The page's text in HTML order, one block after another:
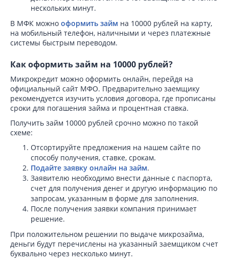
нескольких минут.
В МФК можно оформить займ на 10000 рублей на карту,
на мобильный телефон, наличными и через платежные
системы быстрым переводом.
Как оформить займ на 10000 рублей?
Микрокредит можно оформить онлайн, перейдя на
официальный сайт МФО. Предварительно заемщику
рекомендуется изучить условия договора, где прописаны
сроки для погашения займа и процентная ставка.
Получить займ 10000 рублей срочно можно по такой
схеме:
Отсортируйте предложения на нашем сайте по
способу получения, ставке, срокам.
Подайте заявку онлайн на займ.
Заявителю необходимо внести данные с паспорта,
счет для получения денег и другую информацию по
запросам, указанным в форме для заполнения.
После получения заявки компания принимает
решение.
При положительном решении по выдаче микрозайма,
деньги будут перечислены на указанный заемщиком счет
буквально через несколько минут.